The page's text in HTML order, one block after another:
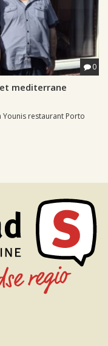
0
mediterrane
Younis restaurant Porto